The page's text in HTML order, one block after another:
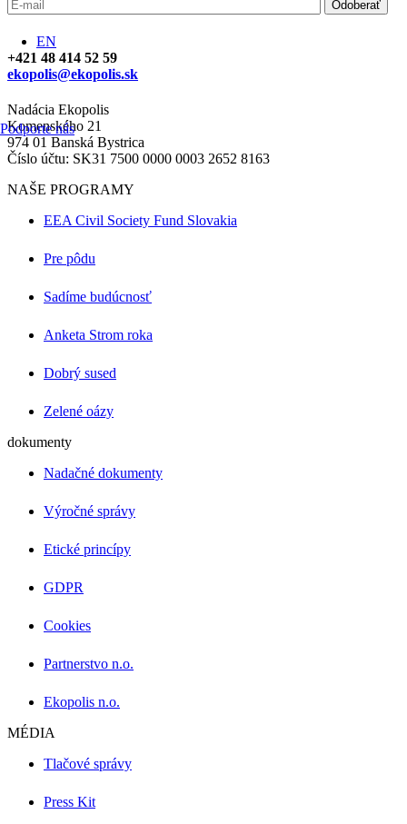
EN
Podporte nás
+421 48 414 52 59
ekopolis@ekopolis.sk
Nadácia Ekopolis
Komenského 21
974 01 Banská Bystrica
Číslo účtu: SK31 7500 0000 0003 2652 8163
NAŠE PROGRAMY
EEA Civil Society Fund Slovakia
Pre pôdu
Sadíme budúcnosť
Anketa Strom roka
Dobrý sused
Zelené oázy
dokumenty
Nadačné dokumenty
Výročné správy
Etické princípy
GDPR
Cookies
Partnerstvo n.o.
Ekopolis n.o.
MÉDIA
Tlačové správy
Press Kit